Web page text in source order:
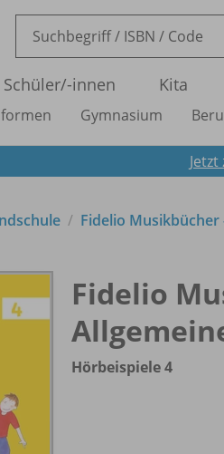
-innen Kita
Gymnasium
Fidelio Musikbücher
Fidelio
Hörbeispiele 4